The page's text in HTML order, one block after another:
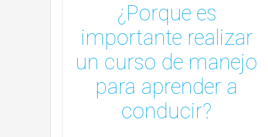
¿Porque es
importante realizar
un curso de manejo
para aprender a
conducir?